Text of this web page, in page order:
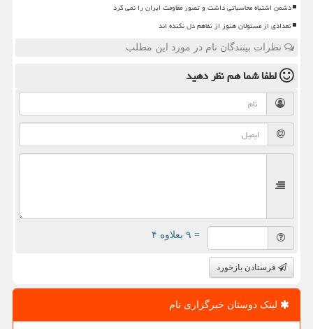
دشمن اشتباه محاسباتی داشت و تصور مقاومت ایران را نمی کرد
تعدادی از مسئولان هنوز از تفاهم دل نکنده اند
نظرات بینندگان نام در مورد این مطلب
لطفا شما همنظر دهید
= ۹ بعلاوه ۴
فرستادن بازخورد
لینک دوستان خبرگزاری نام